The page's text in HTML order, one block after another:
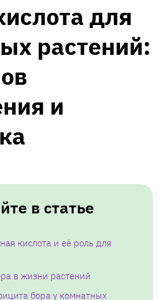
для
растений:
и
в статье
кислота и её роль для
в жизни растений
бора у комнатных